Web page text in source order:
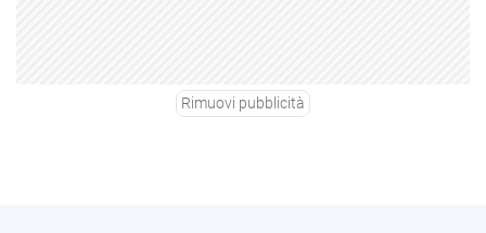
Rimuovi pubblicità